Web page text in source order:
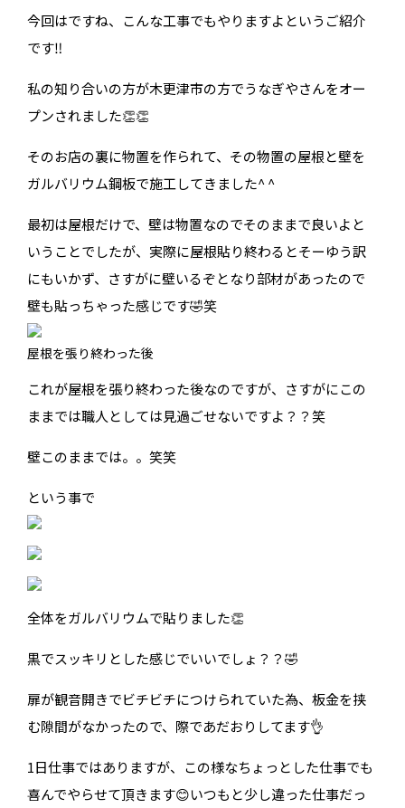
今回はですね、こんな工事でもやりますよというご紹介
です‼️
私の知り合いの方が木更津市の方でうなぎやさんをオー
プンされました👏👏
そのお店の裏に物置を作られて、その物置の屋根と壁を
ガルバリウム鋼板で施工してきました^ ^
最初は屋根だけで、壁は物置なのでそのままで良いよと
いうことでしたが、実際に屋根貼り終わるとそーゆう訳
にもいかず、さすがに壁いるぞとなり部材があったので
壁も貼っちゃった感じです🤣笑
屋根を張り終わった後
これが屋根を張り終わった後なのですが、さすがにこの
ままでは職人としては見過ごせないですよ？？笑
壁このままでは。。笑笑
という事で
全体をガルバリウムで貼りました👏
黒でスッキリとした感じでいいでしょ？？🤣
扉が観音開きでビチビチにつけられていた為、板金を挟
む隙間がなかったので、際であだおりしてます👌
1日仕事ではありますが、この様なちょっとした仕事でも
喜んでやらせて頂きます😊いつもと少し違った仕事だっ